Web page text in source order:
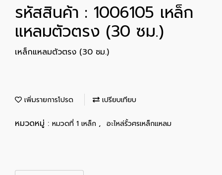
รหัสสินค้า : 1006105 เหล็ก
แหลมตัวตรง (30 ซม.)
เหล็กแหลมตัวตรง (30 ซม.)
เพิ่มรายการโปรด เปรียบเทียบ
หมวดหมู่ : หมวดที่ 1 เหล็ก , อะไหล่รั้วศรเหล็กแหลม